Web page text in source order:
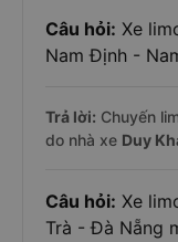
Câu hỏi: Xe
Nam Định -
Trả lời: Chuyến
do nhà xe Duy
Câu hỏi: Xe
Trà - Đà Nẵng